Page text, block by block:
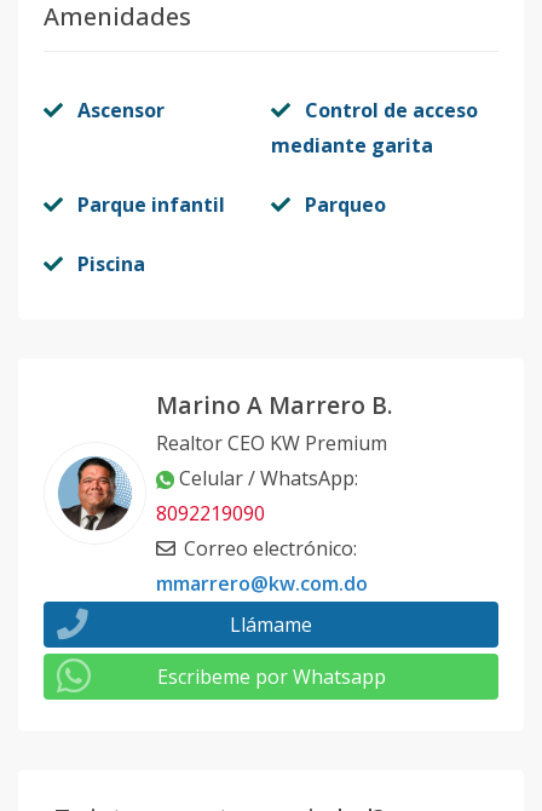
Amenidades
Ascensor
Control de acceso
mediante garita
Parque infantil Parqueo
Piscina
Marino A Marrero B.
Realtor CEO KW Premium
Celular / WhatsApp:
8092219090
Correo electrónico:
mmarrero@kw.com.do
Llámame
Escribeme por Whatsapp